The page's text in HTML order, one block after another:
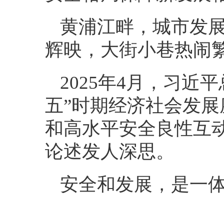
黄浦江畔，城市发
辉映，大街小巷热闹
2025年4月，习近
五”时期经济社会发
和高水平安全良性互
论述发人深思。
安全和发展，是一